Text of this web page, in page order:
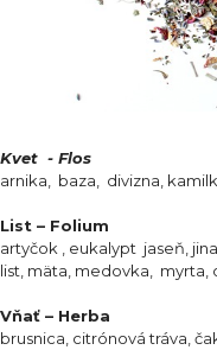
Kvet - Flos
arnika, baza, divizna,
List – Folium
artyčok , eukalypt jaseň,
list, mäta, medovka, myrta,
Vňať – Herba
brusnica, citrónová tráva,